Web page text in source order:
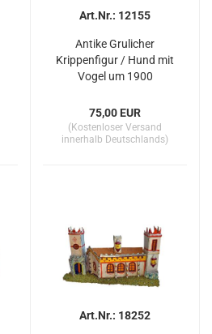
Art.Nr.: 12155
Antike Grulicher
Krippenfigur / Hund mit
Vogel um 1900
75,00 EUR
(Kostenloser Versand
innerhalb Deutschlands)
Art.Nr.: 18252